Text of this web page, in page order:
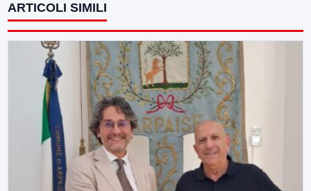
ARTICOLI SIMILI